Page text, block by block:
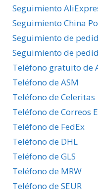
Seguimiento
Seguimiento China
Seguimiento de
Seguimiento de
Teléfono gratuito de
Teléfono de ASM
Teléfono de Celeritas
Teléfono de Correos
Teléfono de FedEx
Teléfono de DHL
Teléfono de GLS
Teléfono de MRW
Teléfono de SEUR